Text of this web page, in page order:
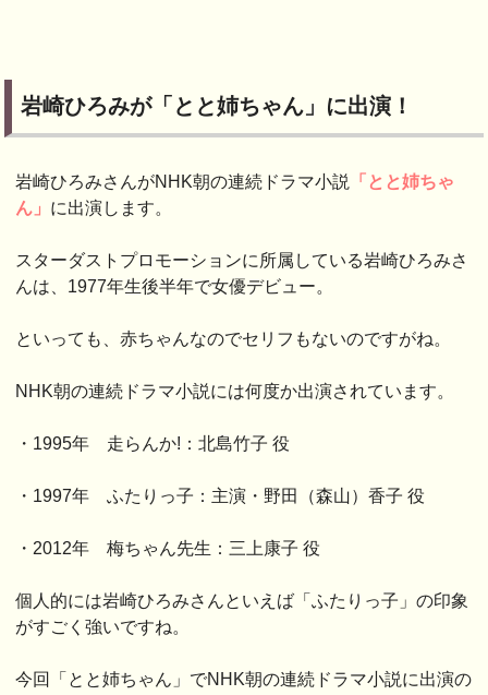
岩崎ひろみが「とと姉ちゃん」に出演！
岩崎ひろみさんがNHK朝の連続ドラマ小説
「とと姉ちゃ
ん」 に出演します。
スターダストプロモーションに所属している岩崎ひろみさ
んは、1977年生後半年で女優デビュー。
といっても、赤ちゃんなのでセリフもないのですがね。
NHK朝の連続ドラマ小説には何度か出演されています。
・1995年 走らんか!：北島竹子 役
・1997年 ふたりっ子：主演・野田（森山）香子 役
・2012年 梅ちゃん先生：三上康子 役
個人的には岩崎ひろみさんといえば「ふたりっ子」の印象
がすごく強いですね。
今回「とと姉ちゃん」でNHK朝の連続ドラマ小説に出演の